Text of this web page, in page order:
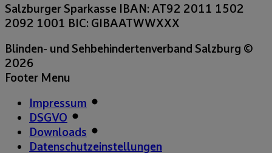
Salzburger Sparkasse IBAN: AT92 2011 1502
2092 1001 BIC: GIBAATWWXXX
Blinden- und Sehbehindertenverband Salzburg ©
2026
Footer Menu
Impressum
DSGVO
Downloads
Datenschutzeinstellungen